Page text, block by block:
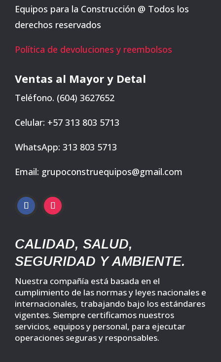
Equipos para la Construcción @ Todos los
derechos reservados
Política de devoluciones y reembolsos
Ventas al Mayor y Detal
Teléfono. (604) 3627652
Celular: +57 313 803 5713
WhatsApp: 313 803 5713
Email: grupoconstruequipos@gmail.com
CALIDAD, SALUD,
SEGURIDAD Y AMBIENTE.
Nuestra compañía está basada en el
cumplimiento de las normas y leyes nacionales e
internacionales, trabajando bajo los estándares
vigentes. Siempre certificamos nuestros
servicios, equipos y personal, para ejecutar
operaciones seguras y responsables.